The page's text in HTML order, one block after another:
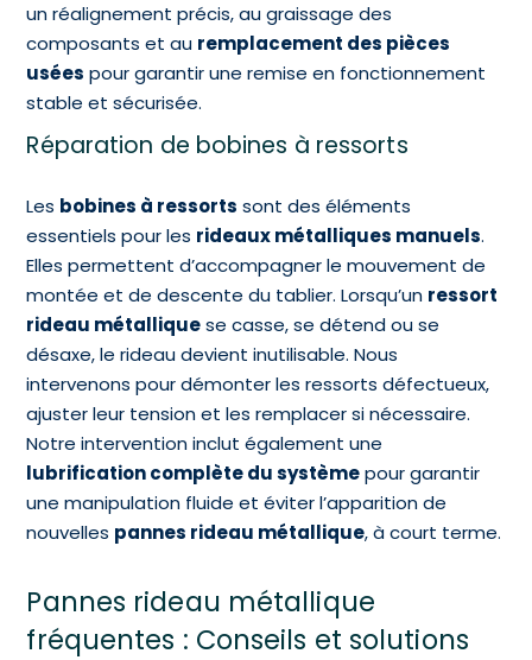
un réalignement précis, au graissage des
composants et au remplacement des pièces
usées pour garantir une remise en fonctionnement
stable et sécurisée.
Réparation de bobines à ressorts
Les bobines à ressorts sont des éléments
essentiels pour les rideaux métalliques manuels.
Elles permettent d’accompagner le mouvement de
montée et de descente du tablier. Lorsqu’un ressort
rideau métalliquese casse, se détend ou se
désaxe, le rideau devient inutilisable. Nous
intervenons pour démonter les ressorts défectueux,
ajuster leur tension et les remplacer si nécessaire.
Notre intervention inclut également une
lubrification complète du systèmepour garantir
une manipulation fluide et éviter l’apparition de
nouvelles pannes rideau métallique, à court terme.
Pannes rideau métallique
fréquentes : Conseils et solutions